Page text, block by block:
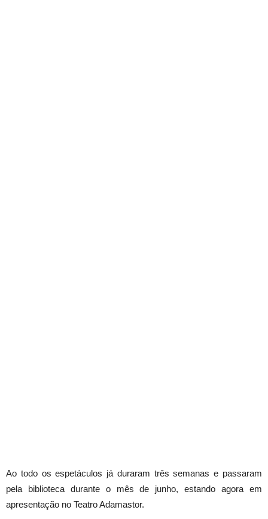
Ao todo os espetáculos já duraram três semanas e passaram
pela biblioteca durante o mês de junho, estando agora em
apresentação no Teatro Adamastor.